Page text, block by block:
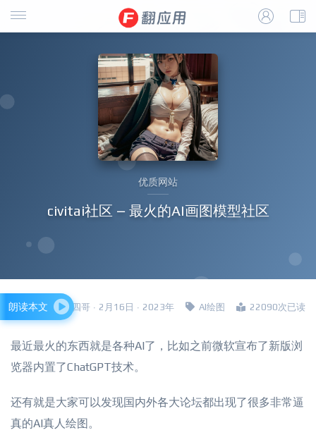
优质网站
civitai社区 – 最火的AI画图模型社区
四哥 · 2月16日 · 2023年 AI绘图 22090次已读
朗读本文
最近最火的东西就是各种AI了，比如之前微软宣布了新版浏
览器内置了ChatGPT技术。
还有就是大家可以发现国内外各大论坛都出现了很多非常逼
真的AI真人绘图。